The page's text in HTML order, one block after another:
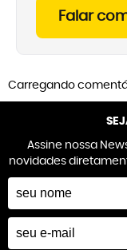
Falar
Carregando
Assine nossa
novidades